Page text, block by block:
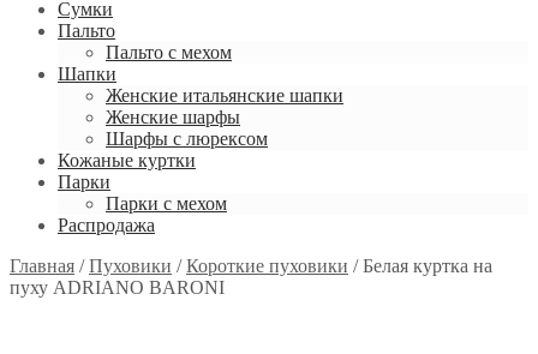
Сумки
Пальто
Пальто с мехом
Шапки
Женские итальянские шапки
Женские шарфы
Шарфы с люрексом
Кожаные куртки
Парки
Парки с мехом
Распродажа
Главная /Пуховики /Короткие пуховики /Белая куртка на
пуху ADRIANO BARONI